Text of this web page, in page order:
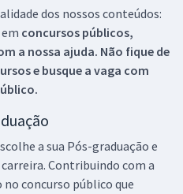
dos nossos conteúdos:
concursos públicos,
a nossa ajuda. Não fique de
e busque a vaga com
a sua Pós-graduação e
Contribuindo com a
concurso público que